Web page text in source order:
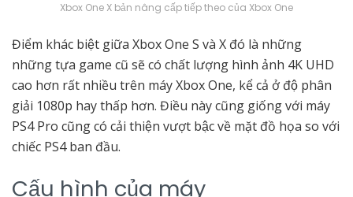
Xbox One X bản nâng cấp tiếp theo của Xbox One
Điểm khác biệt giữa Xbox One S và X đó là những
những tựa game cũ sẽ có chất lượng hình ảnh 4K UHD
cao hơn rất nhiều trên máy Xbox One, kể cả ở độ phân
giải 1080p hay thấp hơn. Điều này cũng giống với máy
PS4 Pro cũng có cải thiện vượt bậc về mặt đồ họa so với
chiếc PS4 ban đầu.
Cấu hình của máy